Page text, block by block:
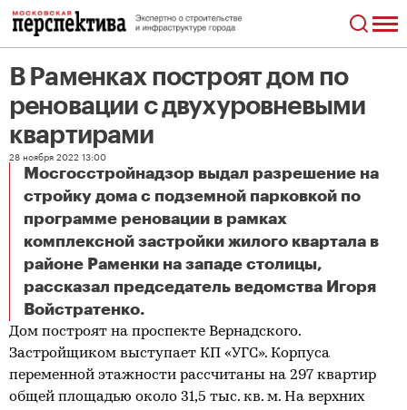
В Раменках построят дом по
реновации с двухуровневыми
квартирами
28 ноября 2022 13:00
Мосгосстройнадзор выдал разрешение на
стройку дома с подземной парковкой по
программе реновации в рамках
комплексной застройки жилого квартала в
районе Раменки на западе столицы,
рассказал председатель ведомства Игоря
Войстратенко.
Дом построят на проспекте Вернадского.
Застройщиком выступает КП «УГС». Корпуса
переменной этажности рассчитаны на 297 квартир
общей площадью около 31,5 тыс. кв. м. На верхних